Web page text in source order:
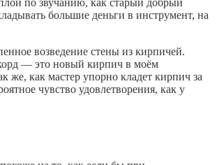
по звучанию, как старый добрый
большие деньги в инструмент, на
возведение стены из кирпичей.
— это новый кирпич в моём
как мастер упорно кладет кирпич за
чувство удовлетворения, как у